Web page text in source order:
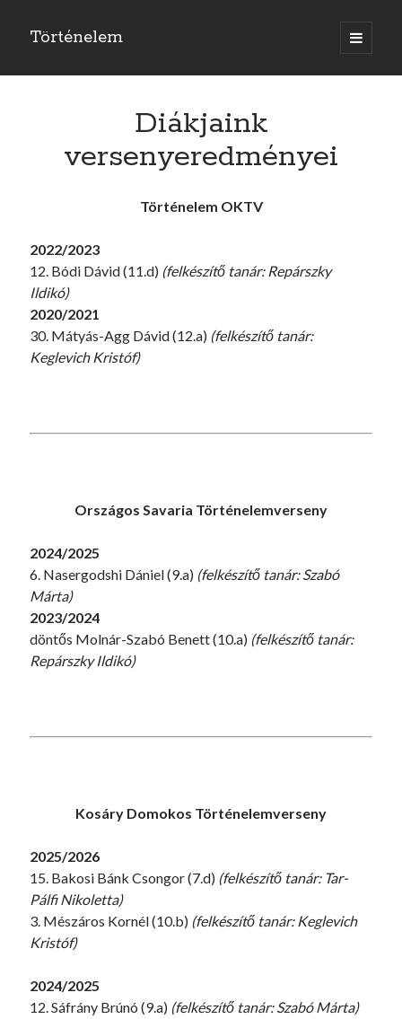
Történelem
open
primary
Diákjaink
versenyeredményei
Történelem OKTV
2022/2023
12. Bódi Dávid (11.d) (felkészítő tanár: Repárszky
Ildikó)
2020/2021
30. Mátyás-Agg Dávid (12.a) (felkészítő tanár:
Keglevich Kristóf)
Országos Savaria Történelemverseny
2024/2025
6. Nasergodshi Dániel (9.a) (felkészítő tanár: Szabó
Márta)
2023/2024
döntős Molnár-Szabó Benett (10.a) (felkészítő tanár:
Repárszky Ildikó)
Kosáry Domokos Történelemverseny
2025/2026
15. Bakosi Bánk Csongor (7.d) (felkészítő tanár: Tar-
Pálfi Nikoletta)
3. Mészáros Kornél (10.b) (felkészítő tanár: Keglevich
Kristóf)
2024/2025
12. Sáfrány Brúnó (9.a) (felkészítő tanár: Szabó Márta)